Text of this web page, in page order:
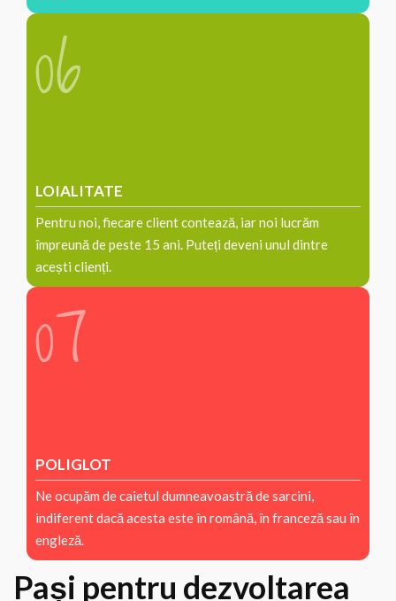
LOIALITATE
Pentru noi, fiecare client contează, iar noi lucrăm
împreună de peste 15 ani. Puteți deveni unul dintre
acești clienți.
POLIGLOT
Ne ocupăm de caietul dumneavoastră de sarcini,
indiferent dacă acesta este în română, în franceză sau în
engleză.
Pași pentru dezvoltarea